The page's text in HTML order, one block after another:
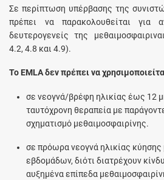
Σε περίπτωση υπέρβασης της
πρέπει να παρακολουθείται για
δευτερογενείς της
4.2, 4.8 και 4.9).
Το EMLA δεν πρέπει να
σε νεογνά/βρέφη ηλικίας έως 12
ταυτόχρονη θεραπεία με
σχηματισμό μεθαιμοσφαιρίνης.
σε πρόωρα νεογνά ηλικίας
εβδομάδων, διότι διατρέχουν
αυξημένα επίπεδα